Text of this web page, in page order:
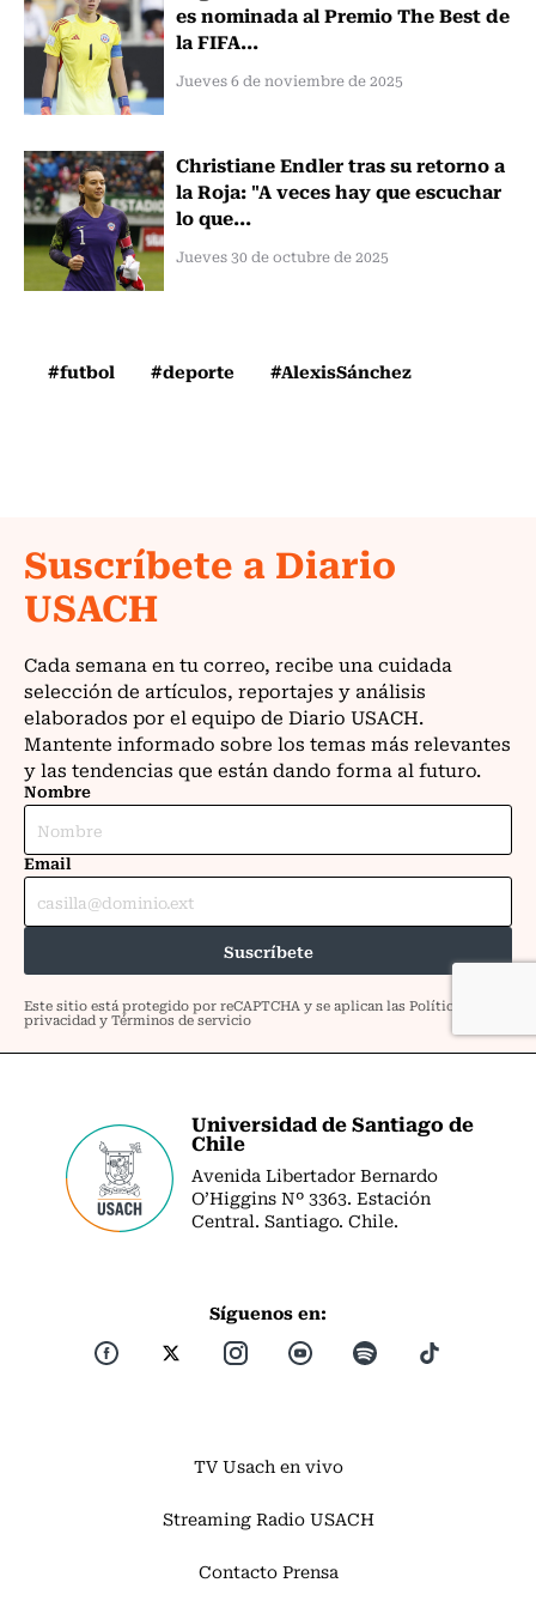
es nominada al Premio The Best de
la FIFA...
Jueves 6 de noviembre de 2025
Christiane Endler tras su retorno a
la Roja: "A veces hay que escuchar
lo que...
Jueves 30 de octubre de 2025
#futbol #deporte #AlexisSánchez
Universidad de Santiago de
Chile
Avenida Libertador Bernardo
O’Higgins Nº 3363. Estación
Central. Santiago. Chile.
Síguenos en:
TV Usach en vivo
Streaming Radio USACH
Contacto Prensa